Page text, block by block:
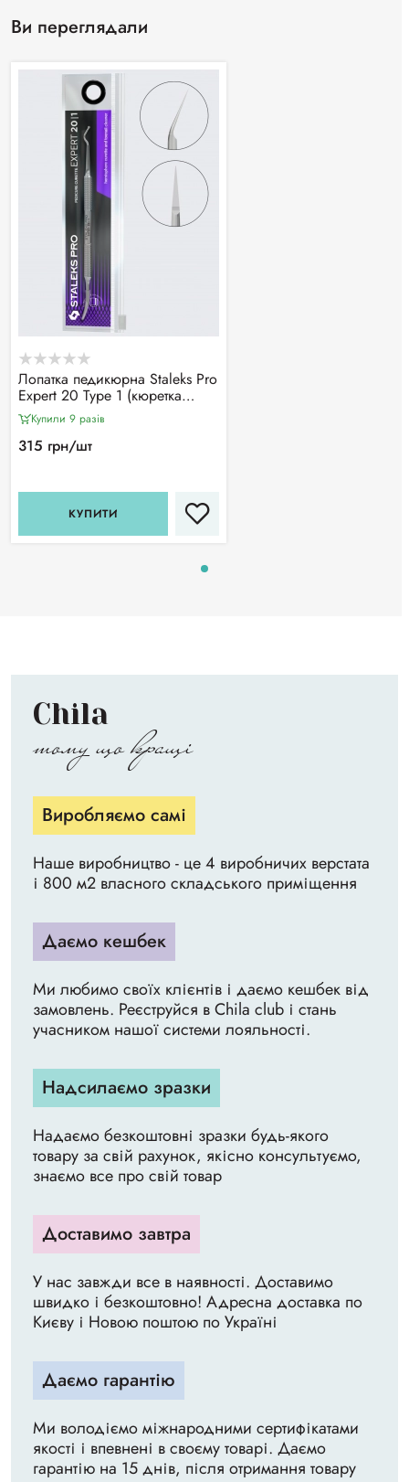
Ви переглядали
Лопатка педикюрна Staleks Pro
Expert 20 Type 1 (кюретка
"напівсфера" та піка)
Купили 9 разiв
315 грн/шт
КУПИТИ
Chila
тому що кращі
Виробляємо самі
Наше виробництво - це 4 виробничих верстата
і 800 м2 власного складського приміщення
Даємо кешбек
Ми любимо своїх клієнтів і даємо кешбек від
замовлень. Реєструйся в Chila club і стань
учасником нашої системи лояльності.
Надсилаємо зразки
Надаємо безкоштовні зразки будь-якого
товару за свій рахунок, якісно консультуємо,
знаємо все про свій товар
Доставимо завтра
У нас завжди все в наявності. Доставимо
швидко і безкоштовно! Адресна доставка по
Києву і Новою поштою по Україні
Даємо гарантію
Ми володіємо міжнародними сертифікатами
якості і впевнені в своєму товарі. Даємо
гарантію на 15 днів, після отримання товару